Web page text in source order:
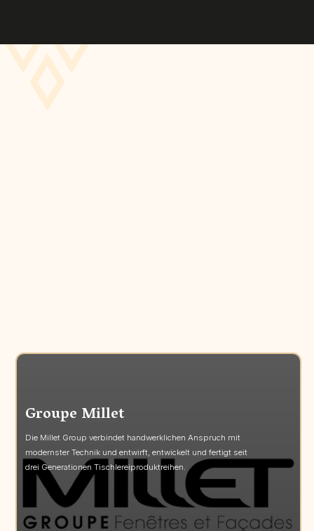
Groupe Millet
Die Millet Group verbindet handwerklichen Anspruch mit
modernster Technik und entwirft, entwickelt und fertigt seit
drei Generationen Tischlereiproduktreihen.